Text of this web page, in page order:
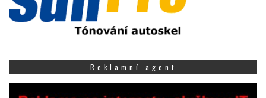
Reklamní agent